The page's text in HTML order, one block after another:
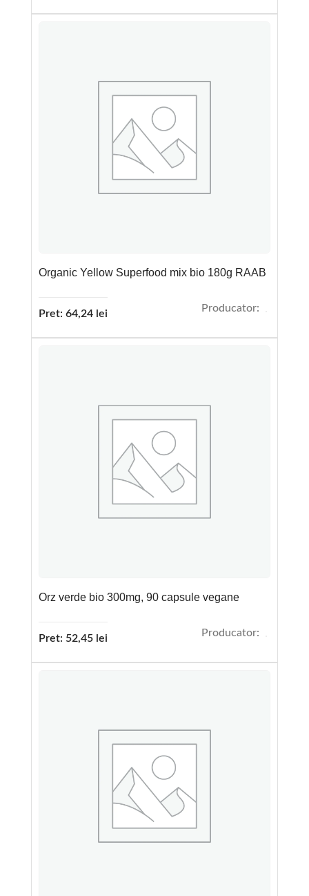
Organic Yellow Superfood mix bio 180g RAAB
Pret: 64,24 lei Producator:
Orz verde bio 300mg, 90 capsule vegane
Pret: 52,45 lei Producator: